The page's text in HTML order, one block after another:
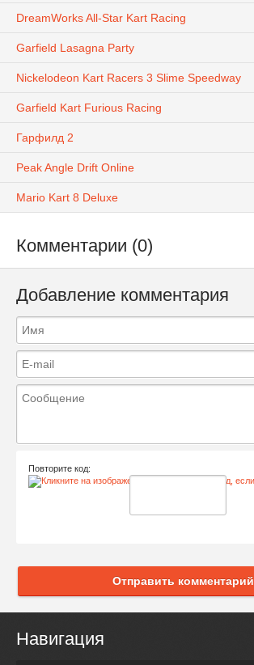
DreamWorks All-Star Kart Racing
Garfield Lasagna Party
Nickelodeon Kart Racers 3 Slime Speedway
Garfield Kart Furious Racing
Гарфилд 2
Peak Angle Drift Online
Mario Kart 8 Deluxe
Комментарии (0)
Добавление комментария
Повторите код:
Отправить комментарий
Навигация